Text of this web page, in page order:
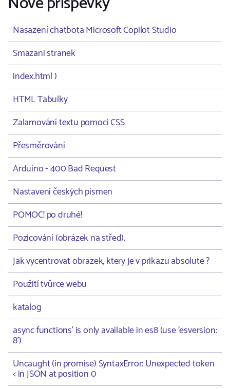
Nasazení chatbota Microsoft Copilot Studio
Smazani stranek
index.html )
HTML Tabulky
Zalamování textu pomocí CSS
Přesměrování
Arduino - 400 Bad Request
Nastavení českých písmen
POMOC! po druhé!
Pozicování (obrázek na střed).
Jak vycentrovat obrazek, ktery je v prikazu absolute ?
Použití tvůrce webu
katalog
async functions' is only available in es8 (use 'esversion:
8')
Uncaught (in promise) SyntaxError: Unexpected token
< in JSON at position 0